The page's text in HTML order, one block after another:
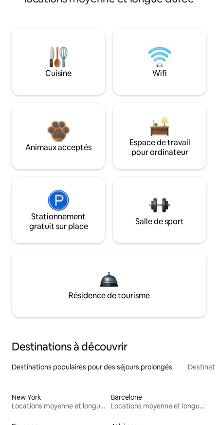
Cuisine Wifi
Animaux acceptés
Espace de travail
pour ordinateur
Stationnement
gratuit sur place
Salle de sport
Résidence de tourisme
Destinations à découvrir
Destinations populaires pour des séjours prolongés
New York
Locations moyenne et longue durée
Barcelone
Locations moyenne et longue durée